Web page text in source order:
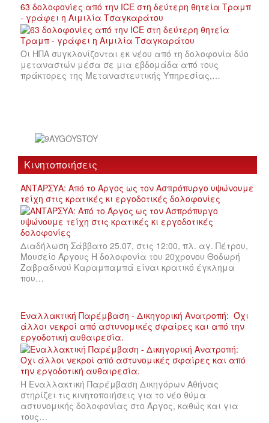
63 δολοφονίες από την ICE στη δεύτερη θητεία Τραμπ
- γράφει η Αιμιλία Τσαγκαράτου
Οι ΗΠΑ συγκλονίζονται εκ νέου από τη δολοφονία δύο
μεταναστών μέσα σε μια εβδομάδα από τους
πράκτορες της Μεταναστευτικής Υπηρεσίας,…
Κινητοποιήσεις
ΑΝΤΑΡΣΥΑ: Από το Άργος ως τον Ασπρόπυργο υψώνουμε
τείχη στις κρατικές κι εργοδοτικές δολοφονίες
Διαδήλωση Σάββατο 25.07, στις 12:00, πλ. αγ. Πέτρου,
Μουσείο Άργους Η δολοφονία του 20χρονου Θοδωρή
Ζαβραδινού Καραμπαμπά είναι κρατικό έγκλημα
που…
Εναλλακτική Παρέμβαση - Δικηγορική Ανατροπή: Όχι
άλλοι νεκροί από αστυνομικές σφαίρες και από την
εργοδοτική αυθαιρεσία.
Η Εναλλακτική Παρέμβαση Δικηγόρων Αθήνας
στηρίζει τις κινητοποιήσεις για το νέο θύμα
αστυνομικής δολοφονίας στο Άργος, καθώς και για
τους…